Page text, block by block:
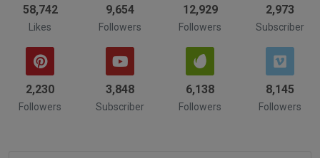
58,742
Likes
9,654
Followers
14,839
Followers
3,244
Subscriber
2,322
Followers
4,211
Subscriber
6,742
Followers
8,532
Followers